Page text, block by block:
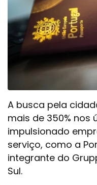
A busca pela
mais de 350% nos
impulsionado
serviço, como a
integrante do
Sul.